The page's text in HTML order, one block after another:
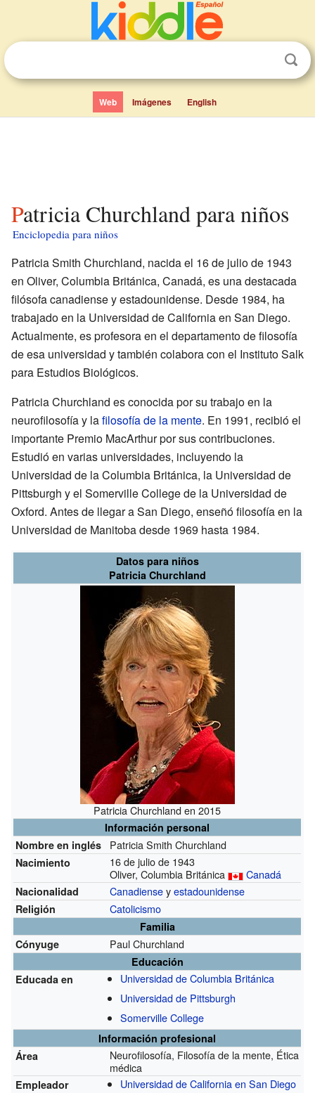
Web Imágenes English
Patricia Churchland para niños
Enciclopedia para niños
Patricia Smith Churchland, nacida el 16 de julio de 1943
en Oliver, Columbia Británica, Canadá, es una destacada
filósofa canadiense y estadounidense. Desde 1984, ha
trabajado en la Universidad de California en San Diego.
Actualmente, es profesora en el departamento de filosofía
de esa universidad y también colabora con el Instituto Salk
para Estudios Biológicos.
Patricia Churchland es conocida por su trabajo en la
neurofilosofía y lafilosofía de la mente. En 1991, recibió el
importante Premio MacArthur por sus contribuciones.
Estudió en varias universidades, incluyendo la
Universidad de la Columbia Británica, la Universidad de
Pittsburgh y el Somerville College de la Universidad de
Oxford. Antes de llegar a San Diego, enseñó filosofía en la
Universidad de Manitoba desde 1969 hasta 1984.
Datos para niños
Patricia Churchland
Patricia Churchland en 2015
Información personal
Nombre en inglés
Patricia Smith Churchland
Nacimiento
16 de julio de 1943
Oliver, Columbia Británica
Canadá
Nacionalidad Canadienseyestadounidense
Religión Catolicismo
Familia
Cónyuge
Paul Churchland
Educación
Educada en
Universidad de Columbia Británica
Universidad de Pittsburgh
Somerville College
Información profesional
Área
Neurofilosofía, Filosofía de la mente, Ética
médica
Empleador
Universidad de California en San Diego